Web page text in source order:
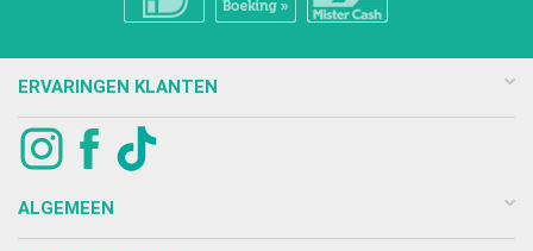
ERVARINGEN KLANTEN
ALGEMEEN